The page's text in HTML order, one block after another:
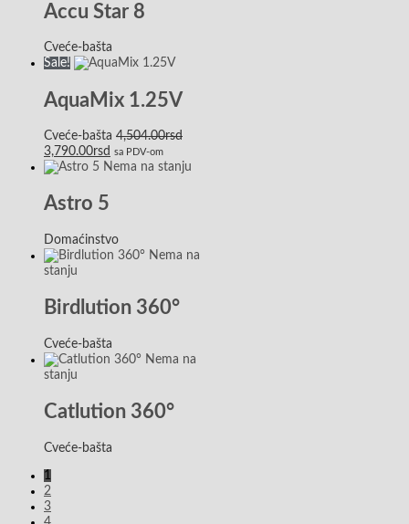
Accu Star 8
Cveće-bašta
Sale!
AquaMix 1.25V
Cveće-bašta 4,504.00rsd
3,790.00rsd sa PDV-om
Nema na stanju
Astro 5
Domaćinstvo
Nema na
stanju
Birdlution 360°
Cveće-bašta
Nema na
stanju
Catlution 360°
Cveće-bašta
1
2
3